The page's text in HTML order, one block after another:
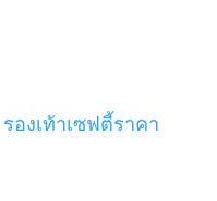
รองเท้าเซฟตี้ราคา